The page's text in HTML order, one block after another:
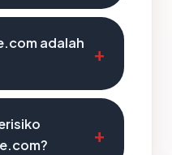
adalah